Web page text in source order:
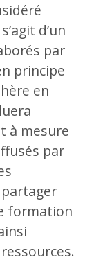
d’un
par
principe
en
à mesure
par
formation